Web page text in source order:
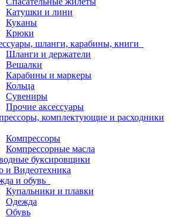
Катушки и лини
Куканы
Крюки
шланги, карабины, книги
Шланги и держатели
Вешалки
Карабины и маркеры
Кольца
Сувениры
Прочие аксессуары
комплектующие и расходники
Компрессоры
Компрессорные масла
буксировщики
и Видеотехника
и обувь
Купальники и плавки
Одежда
Обувь